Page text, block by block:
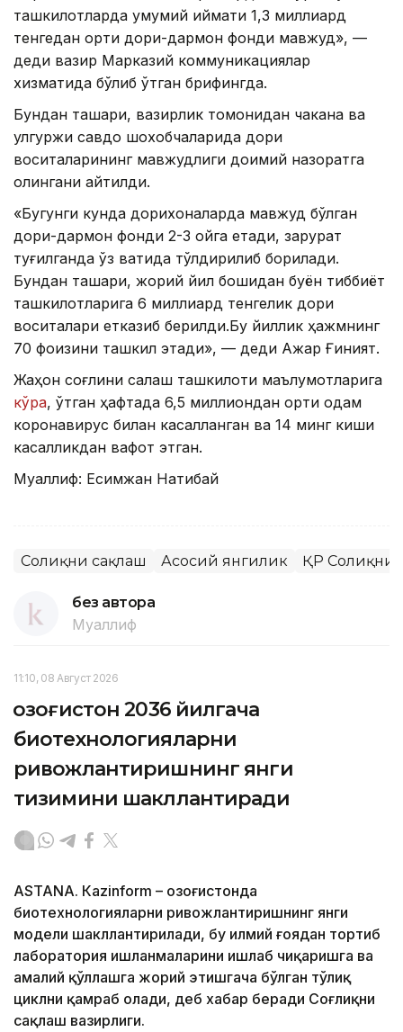
ташкилотларда умумий қиймати 1,3 миллиард
тенгедан ортиқ дори-дармон фонди мавжуд», —
деди вазир Марказий коммуникациялар
хизматида бўлиб ўтган брифингда.
Бундан ташқари, вазирлик томонидан чакана ва
улгуржи савдо шохобчаларида дори
воситаларининг мавжудлиги доимий назоратга
олингани айтилди.
«Бугунги кунда дорихоналарда мавжуд бўлган
дори-дармон фонди 2-3 ойга етади, зарурат
туғилганда ўз вақтида тўлдирилиб борилади.
Бундан ташқари, жорий йил бошидан буён тиббиёт
ташкилотларига 6 миллиард тенгелик дори
воситалари етказиб берилди.Бу йиллик ҳажмнинг
70 фоизини ташкил этади», — деди Ажар Ғиният.
Жаҳон соғлиқни сақлаш ташкилоти маълумотларига
кўра, ўтган ҳафтада 6,5 ​​миллиондан ортиқ одам
коронавирус билан касалланган ва 14 минг киши
касалликдан вафот этган.
Муаллиф: Есимжан Нақтибай
Соғлиқни сақлаш Асосий янгилик ҚР Соғлиқни
без автора
Муаллиф
11:10, 08 Август 2026
Қозоғистон 2036 йилгача
биотехнологияларни
ривожлантиришнинг янги
тизимини шакллантиради
ASTANА. Кazinform – Қозоғистонда
биотехнологияларни ривожлантиришнинг янги
модели шакллантирилади, бу илмий ғоядан тортиб
лаборатория ишланмаларини ишлаб чиқаришга ва
амалий қўллашга жорий этишгача бўлган тўлиқ
циклни қамраб олади, деб хабар беради Соғлиқни
сақлаш вазирлиги.